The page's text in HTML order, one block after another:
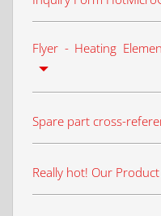
Flyer - Heating
Spare part cross-
Really hot! Our Product